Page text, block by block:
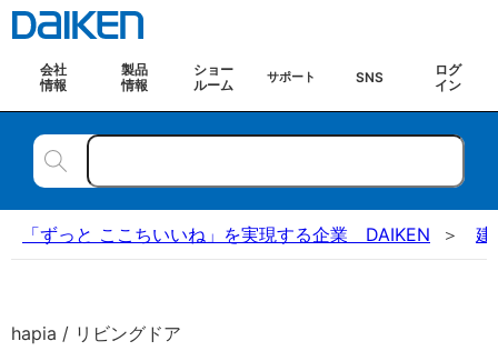
会社
情報
製品
情報
ショー
ルーム
サポート SNS
ログ
イン
「ずっと ここちいいね」を実現する企業 DAIKEN 建
hapia / リビングドア